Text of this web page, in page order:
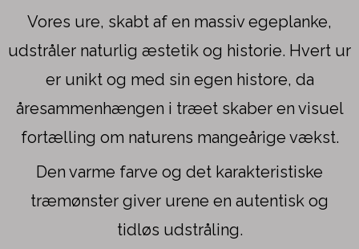
Vores ure, skabt af en massiv egeplanke,
udstråler naturlig æstetik og historie. Hvert ur
er unikt og med sin egen histore, da
åresammenhængen i træet skaber en visuel
fortælling om naturens mangeårige vækst.
Den varme farve og det karakteristiske
træmønster giver urene en autentisk og
tidløs udstråling.